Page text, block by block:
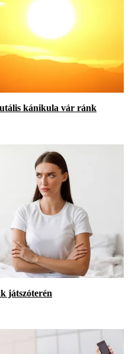
kánikula vár ránk
játszóterén